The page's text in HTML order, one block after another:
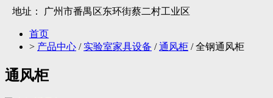
地址： 广州市番禺区东环街蔡二村工业区
首页
> 产品中心 / 实验室家具设备 /通风柜 / 全钢通风柜
通风柜